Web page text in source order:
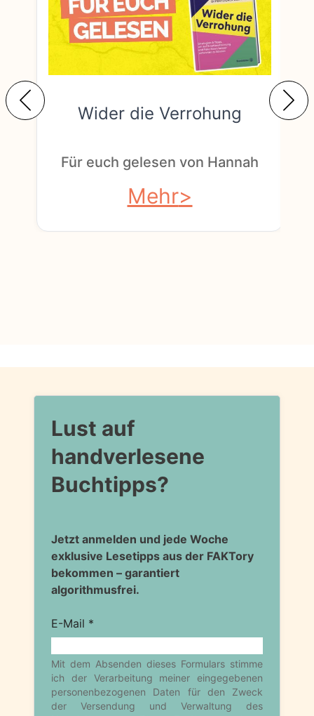
Wider die Verrohung
Für euch gelesen von Hannah
Mehr
Lust auf
handverlesene
Buchtipps?